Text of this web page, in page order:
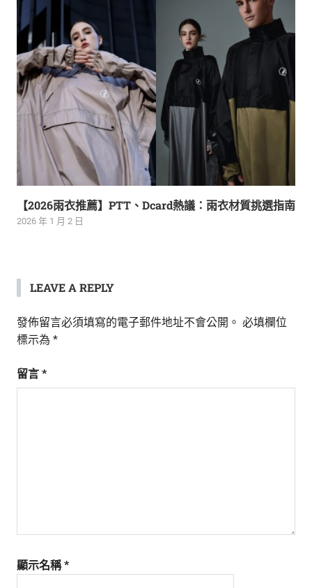
【2026雨衣推薦】PTT、Dcard熱議：雨衣材質挑選指南
2026 年 1 月 2 日
LEAVE A REPLY
發佈留言必須填寫的電子郵件地址不會公開。 必填欄位
標示為 *
留言 *
顯示名稱*